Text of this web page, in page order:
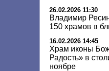
26.02.2026 11:30
Владимир
150 храмов в
16.02.2026 14:45
Храм иконы
Радость» в
ноябре